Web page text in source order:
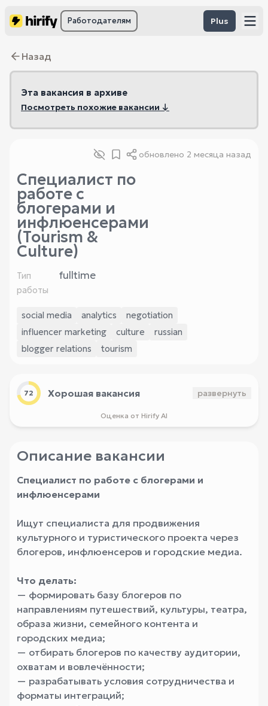
Работодателям Plus
Назад
Эта вакансия в архиве
Посмотреть похожие вакансии ↓
обновлено 2 месяца назад
Специалист по
работе с
блогерами и
инфлюенсерами
(Tourism &
Culture)
Тип
работы
fulltime
social media analytics
negotiation
influencer marketing
culture
russian
blogger relations
tourism
72 Хорошая вакансия развернуть
Оценка от Hirify AI
Описание вакансии
Специалист по работе с блогерами и
инфлюенсерами
Ищут специалиста для продвижения
культурного и туристического проекта через
блогеров, инфлюенсеров и городские медиа.
Что делать:
— формировать базу блогеров по
направлениям путешествий, культуры, театра,
образа жизни, семейного контента и
городских медиа;
— отбирать блогеров по качеству аудитории,
охватам и вовлечённости;
— разрабатывать условия сотрудничества и
форматы интеграций;